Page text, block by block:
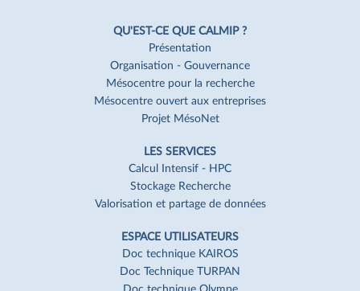
QU'EST-CE QUE CALMIP ?
Présentation
Organisation - Gouvernance
Mésocentre pour la recherche
Mésocentre ouvert aux entreprises
Projet MésoNet
LES SERVICES
Calcul Intensif - HPC
Stockage Recherche
Valorisation et partage de données
ESPACE UTILISATEURS
Doc technique KAIROS
Doc Technique TURPAN